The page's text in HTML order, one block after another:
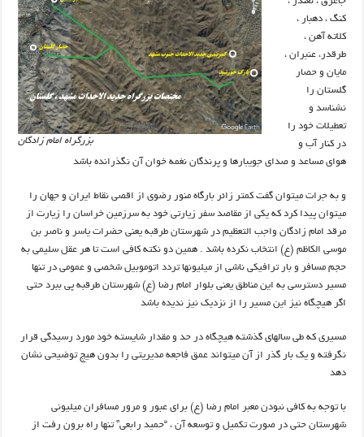
بزرگراه امام زادگان
کنگ ، دهبار ،
کلاته آهن ،
طرقدر، عنبران ،
مایان و حصار
گلستان را
نشناسد و
تعطیلات خود را
در کنار آب و
هوای مساعد و صدای جویبارها و پرندگان نغمه خوان آن نگذرانده باشد
و به جرات میتوان گفت کمتر زائر بارگاه منور رضوی از اقصی نقاط ایران و جهان را
میتوان پیدا کرد که یکی از مقاصد سفر زیارتی خود به سرزمین خراسان را زیارت از
مرقد امام زادگان واجب التعظیم در شهرستان طرقبه یعنی حضرات یاسر و ناصر بن
موسی الکاظم (ع) انتخاب نکرده باشد . همین دو نکته کافی است تا هر عقل سلیمی به
حجم مسافر و بار ترافیکی ناشی از میلیونها تردد اتوموبیل شخصی و عمومی در تنها
مسیر دسترسی به این مناطق یعنی بلوار امام رضا (ع) شهرستان طرقبه پی ببرد حتی
اگر هیچگاه نیز این مسیر را از نزدیک نیز ندیده باشد
مسیری که طی سالهای گذشته هیچگاه در حد و مقدار شایسته خود مورد رسیدگی قرار
نگرفته و یک بار گذر از آن میتواند عمق فاجعه مدیریتی را بدون هیچ توضیحی نشان
دهد
با توجه به کافی نبودن معبر امام رضا (ع) برای عبور و مرور مسافران میلیونی
شهرستان حتی در صورت تکمیل و توسعه آن ، “حمید رابعی” تنها راه برون رفت از